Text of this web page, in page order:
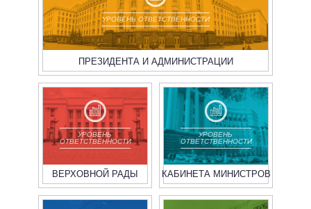
УРОВЕНЬ ОТВЕТСТВЕННОСТИ
ПРЕЗИДЕНТА И АДМИНИСТРАЦИИ
УРОВЕНЬ
ОТВЕТСТВЕННОСТИ
ВЕРХОВНОЙ РАДЫ
УРОВЕНЬ
ОТВЕТСТВЕННОСТИ
КАБИНЕТА МИНИСТРОВ